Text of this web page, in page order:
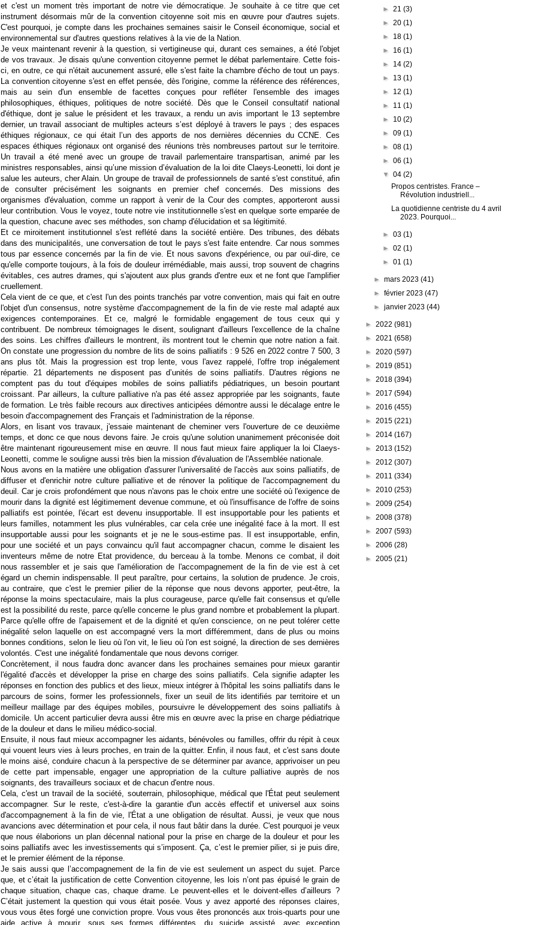
et c'est un moment très important de notre vie démocratique. Je souhaite à ce titre que cet
instrument désormais mûr de la convention citoyenne soit mis en œuvre pour d'autres sujets.
C'est pourquoi, je compte dans les prochaines semaines saisir le Conseil économique, social et
environnemental sur d'autres questions relatives à la vie de la Nation.
Je veux maintenant revenir à la question, si vertigineuse qui, durant ces semaines, a été l'objet
de vos travaux. Je disais qu'une convention citoyenne permet le débat parlementaire. Cette fois-
ci, en outre, ce qui n'était aucunement assuré, elle s'est faite la chambre d'écho de tout un pays.
La convention citoyenne s'est en effet pensée, dès l'origine, comme la référence des références,
mais au sein d'un ensemble de facettes conçues pour refléter l'ensemble des images
philosophiques, éthiques, politiques de notre société. Dès que le Conseil consultatif national
d'éthique, dont je salue le président et les travaux, a rendu un avis important le 13 septembre
dernier, un travail associant de multiples acteurs s’est déployé à travers le pays ; des espaces
éthiques régionaux, ce qui était l’un des apports de nos dernières décennies du CCNE. Ces
espaces éthiques régionaux ont organisé des réunions très nombreuses partout sur le territoire.
Un travail a été mené avec un groupe de travail parlementaire transpartisan, animé par les
ministres responsables, ainsi qu’une mission d’évaluation de la loi dite Claeys-Leonetti, loi dont je
salue les auteurs, cher Alain. Un groupe de travail de professionnels de santé s'est constitué, afin
de consulter précisément les soignants en premier chef concernés. Des missions des
organismes d'évaluation, comme un rapport à venir de la Cour des comptes, apporteront aussi
leur contribution. Vous le voyez, toute notre vie institutionnelle s'est en quelque sorte emparée de
la question, chacune avec ses méthodes, son champ d'élucidation et sa légitimité.
Et ce miroitement institutionnel s'est reflété dans la société entière. Des tribunes, des débats
dans des municipalités, une conversation de tout le pays s'est faite entendre. Car nous sommes
tous par essence concernés par la fin de vie. Et nous savons d'expérience, ou par ouï-dire, ce
qu'elle comporte toujours, à la fois de douleur irrémédiable, mais aussi, trop souvent de chagrins
évitables, ces autres drames, qui s'ajoutent aux plus grands d'entre eux et ne font que l'amplifier
cruellement.
Cela vient de ce que, et c'est l'un des points tranchés par votre convention, mais qui fait en outre
l'objet d'un consensus, notre système d'accompagnement de la fin de vie reste mal adapté aux
exigences contemporaines. Et ce, malgré le formidable engagement de tous ceux qui y
contribuent. De nombreux témoignages le disent, soulignant d'ailleurs l'excellence de la chaîne
des soins. Les chiffres d'ailleurs le montrent, ils montrent tout le chemin que notre nation a fait.
On constate une progression du nombre de lits de soins palliatifs : 9 526 en 2022 contre 7 500, 3
ans plus tôt. Mais la progression est trop lente, vous l'avez rappelé, l'offre trop inégalement
répartie. 21 départements ne disposent pas d’unités de soins palliatifs. D'autres régions ne
comptent pas du tout d'équipes mobiles de soins palliatifs pédiatriques, un besoin pourtant
croissant. Par ailleurs, la culture palliative n'a pas été assez appropriée par les soignants, faute
de formation. Le très faible recours aux directives anticipées démontre aussi le décalage entre le
besoin d'accompagnement des Français et l'administration de la réponse.
Alors, en lisant vos travaux, j'essaie maintenant de cheminer vers l'ouverture de ce deuxième
temps, et donc ce que nous devons faire. Je crois qu'une solution unanimement préconisée doit
être maintenant rigoureusement mise en œuvre. Il nous faut mieux faire appliquer la loi Claeys-
Leonetti, comme le souligne aussi très bien la mission d'évaluation de l'Assemblée nationale.
Nous avons en la matière une obligation d'assurer l'universalité de l'accès aux soins palliatifs, de
diffuser et d'enrichir notre culture palliative et de rénover la politique de l'accompagnement du
deuil. Car je crois profondément que nous n'avons pas le choix entre une société où l'exigence de
mourir dans la dignité est légitimement devenue commune, et où l'insuffisance de l'offre de soins
palliatifs est pointée, l'écart est devenu insupportable. Il est insupportable pour les patients et
leurs familles, notamment les plus vulnérables, car cela crée une inégalité face à la mort. Il est
insupportable aussi pour les soignants et je ne le sous-estime pas. Il est insupportable, enfin,
pour une société et un pays convaincu qu'il faut accompagner chacun, comme le disaient les
inventeurs même de notre Etat providence, du berceau à la tombe. Menons ce combat, il doit
nous rassembler et je sais que l'amélioration de l'accompagnement de la fin de vie est à cet
égard un chemin indispensable. Il peut paraître, pour certains, la solution de prudence. Je crois,
au contraire, que c'est le premier pilier de la réponse que nous devons apporter, peut-être, la
réponse la moins spectaculaire, mais la plus courageuse, parce qu'elle fait consensus et qu'elle
est la possibilité du reste, parce qu'elle concerne le plus grand nombre et probablement la plupart.
Parce qu'elle offre de l'apaisement et de la dignité et qu'en conscience, on ne peut tolérer cette
inégalité selon laquelle on est accompagné vers la mort différemment, dans de plus ou moins
bonnes conditions, selon le lieu où l'on vit, le lieu où l'on est soigné, la direction de ses dernières
volontés. C'est une inégalité fondamentale que nous devons corriger.
Concrètement, il nous faudra donc avancer dans les prochaines semaines pour mieux garantir
l'égalité d'accès et développer la prise en charge des soins palliatifs. Cela signifie adapter les
réponses en fonction des publics et des lieux, mieux intégrer à l'hôpital les soins palliatifs dans le
parcours de soins, former les professionnels, fixer un seuil de lits identifiés par territoire et un
meilleur maillage par des équipes mobiles, poursuivre le développement des soins palliatifs à
domicile. Un accent particulier devra aussi être mis en œuvre avec la prise en charge pédiatrique
de la douleur et dans le milieu médico-social.
Ensuite, il nous faut mieux accompagner les aidants, bénévoles ou familles, offrir du répit à ceux
qui vouent leurs vies à leurs proches, en train de la quitter. Enfin, il nous faut, et c'est sans doute
le moins aisé, conduire chacun à la perspective de se déterminer par avance, apprivoiser un peu
de cette part impensable, engager une appropriation de la culture palliative auprès de nos
soignants, des travailleurs sociaux et de chacun d'entre nous.
Cela, c'est un travail de la société, souterrain, philosophique, médical que l'État peut seulement
accompagner. Sur le reste, c'est-à-dire la garantie d'un accès effectif et universel aux soins
d'accompagnement à la fin de vie, l'État a une obligation de résultat. Aussi, je veux que nous
avancions avec détermination et pour cela, il nous faut bâtir dans la durée. C'est pourquoi je veux
que nous élaborions un plan décennal national pour la prise en charge de la douleur et pour les
soins palliatifs avec les investissements qui s’imposent. Ça, c’est le premier pilier, si je puis dire,
et le premier élément de la réponse.
Je sais aussi que l’accompagnement de la fin de vie est seulement un aspect du sujet. Parce
que, et c’était la justification de cette Convention citoyenne, les lois n’ont pas épuisé le grain de
chaque situation, chaque cas, chaque drame. Le peuvent-elles et le doivent-elles d’ailleurs ?
C’était justement la question qui vous était posée. Vous y avez apporté des réponses claires,
vous vous êtes forgé une conviction propre. Vous vous êtes prononcés aux trois-quarts pour une
aide active à mourir, sous ses formes différentes, du suicide assisté, avec exception
► 21 (3)
► 20 (1)
► 18 (1)
► 16 (1)
► 14 (2)
► 13 (1)
► 12 (1)
► 11 (1)
► 10 (2)
► 09 (1)
► 08 (1)
► 06 (1)
▼ 04 (2)
Propos centristes. France –
Révolution industriell...
La quotidienne centriste du 4 avril
2023. Pourquoi...
► 03 (1)
► 02 (1)
► 01 (1)
►mars 2023(41)
►février 2023(47)
►janvier 2023(44)
► 2022 (981)
► 2021 (658)
► 2020 (597)
► 2019 (851)
► 2018 (394)
► 2017 (594)
► 2016 (455)
► 2015 (221)
► 2014 (167)
► 2013 (152)
► 2012 (307)
► 2011 (334)
► 2010 (253)
► 2009 (254)
► 2008 (378)
► 2007 (593)
► 2006 (28)
► 2005 (21)